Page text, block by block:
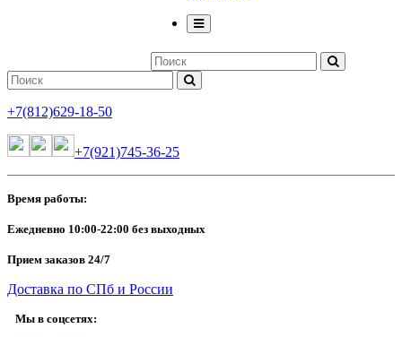
+7(812)629-18-50
+7(921)745-36-25
Время работы:
Ежедневно 10:00-22:00 без выходных
Прием заказов 24/7
Доставка по СПб и России
Мы в соцсетях: